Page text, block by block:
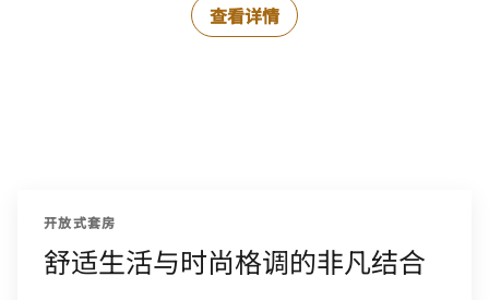
查看详情
开放式套房
舒适生活与时尚格调的非凡结合